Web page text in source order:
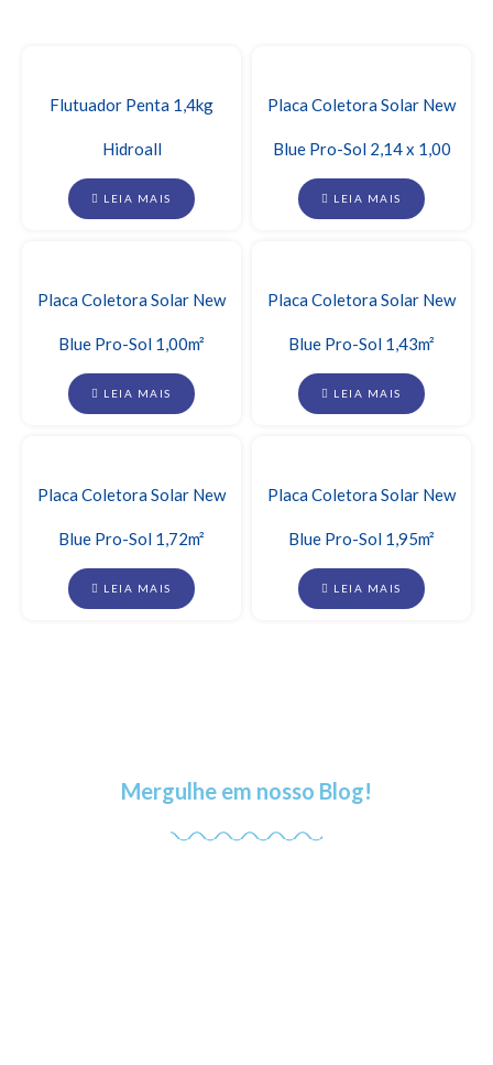
Flutuador Penta 1,4kg
Hidroall
LEIA MAIS
Placa Coletora Solar New
Blue Pro-Sol 2,14 x 1,00
LEIA MAIS
Placa Coletora Solar New
Blue Pro-Sol 1,00m²
LEIA MAIS
Placa Coletora Solar New
Blue Pro-Sol 1,43m²
LEIA MAIS
Placa Coletora Solar New
Blue Pro-Sol 1,72m²
LEIA MAIS
Placa Coletora Solar New
Blue Pro-Sol 1,95m²
LEIA MAIS
Mergulhe em nosso Blog!